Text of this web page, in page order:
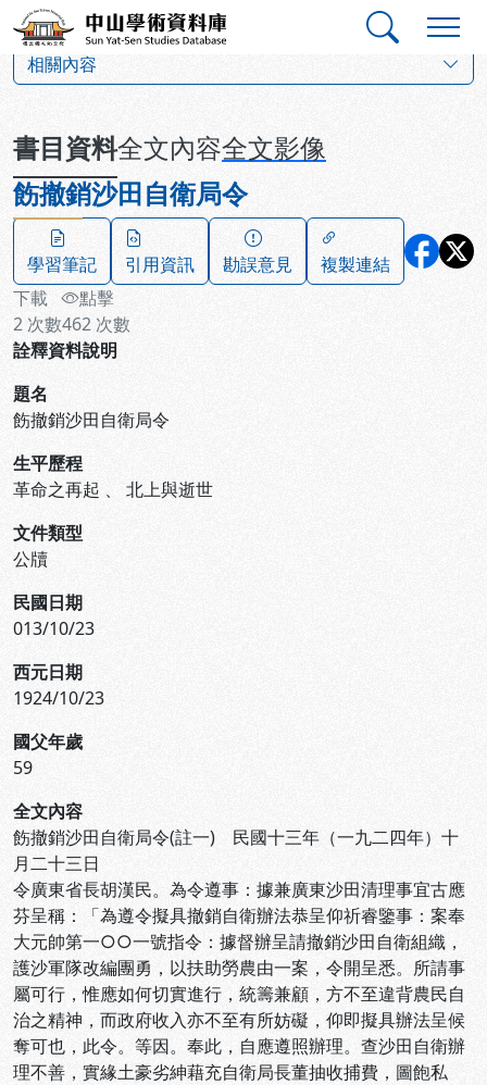
跳到主要內容
中山學術資料庫
相關內容
書目資料全文內容全文影像
飭撤銷沙田自衛局令
學習筆記 引用資訊 勘誤意見
複製連結
下載
2 次數
點擊
462 次數
詮釋資料說明
題名
飭撤銷沙田自衛局令
生平歷程
革命之再起 、 北上與逝世
文件類型
公牘
民國日期
013/10/23
西元日期
1924/10/23
國父年歲
59
全文內容
飭撤銷沙田自衛局令(註一) 民國十三年（一九二四年）十
月二十三日
令廣東省長胡漢民。為令遵事：據兼廣東沙田清理事宜古應
芬呈稱：「為遵令擬具撤銷自衛辦法恭呈仰祈睿鑒事：案奉
大元帥第一○○一號指令：據督辦呈請撤銷沙田自衛組織，
護沙軍隊改編團勇，以扶助勞農由一案，令開呈悉。所請事
屬可行，惟應如何切實進行，統籌兼顧，方不至違背農民自
治之精神，而政府收入亦不至有所妨礙，仰即擬具辦法呈候
奪可也，此令。等因。奉此，自應遵照辦理。查沙田自衛辦
理不善，實緣土豪劣紳藉充自衛局長董抽收捕費，圖飽私